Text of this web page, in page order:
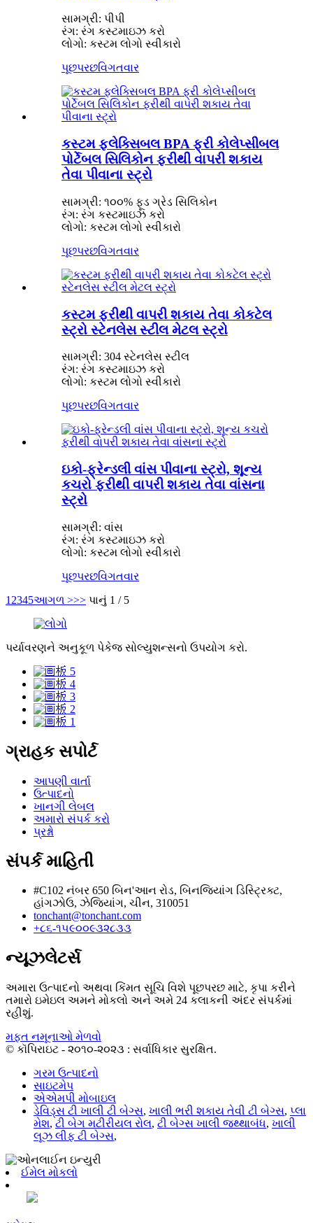
સામગ્રી: પીપી
રંગ: રંગ કસ્ટમાઇઝ કરો
લોગો: કસ્ટમ લોગો સ્વીકારો
પૂછપરછવિગતવાર
કસ્ટમ ફ્લેક્સિબલ BPA ફ્રી કોલેપ્સીબલ
પોર્ટેબલ સિલિકોન ફરીથી વાપરી શકાય
તેવા પીવાના સ્ટ્રો
સામગ્રી: ૧૦૦% ફૂડ ગ્રેડ સિલિકોન
રંગ: રંગ કસ્ટમાઇઝ કરો
લોગો: કસ્ટમ લોગો સ્વીકારો
પૂછપરછવિગતવાર
કસ્ટમ ફરીથી વાપરી શકાય તેવા કોકટેલ
સ્ટ્રો સ્ટેનલેસ સ્ટીલ મેટલ સ્ટ્રો
સામગ્રી: 304 સ્ટેનલેસ સ્ટીલ
રંગ: રંગ કસ્ટમાઇઝ કરો
લોગો: કસ્ટમ લોગો સ્વીકારો
પૂછપરછવિગતવાર
ઇકો-ફ્રેન્ડલી વાંસ પીવાના સ્ટ્રો, શૂન્ય
કચરો ફરીથી વાપરી શકાય તેવા વાંસના
સ્ટ્રો
સામગ્રી: વાંસ
રંગ: રંગ કસ્ટમાઇઝ કરો
લોગો: કસ્ટમ લોગો સ્વીકારો
પૂછપરછવિગતવાર
1 2345આગળ >>> પાનું 1 / 5
પર્યાવરણને અનુકૂળ પેકેજ સોલ્યુશન્સનો ઉપયોગ કરો.
ગ્રાહક સપોર્ટ
આપણી વાર્તા
ઉત્પાદનો
ખાનગી લેબલ
અમારો સંપર્ક કરો
પ્રશ્નો
સંપર્ક માહિતી
#C102 નંબર 650 બિન'આન રોડ, બિનજિયાંગ ડિસ્ટ્રિક્ટ,
હાંગઝોઉ, ઝેજિયાંગ, ચીન, 310051
tonchant@tonchant.com
+૮૬-૧૫૯૦૦૯૩૨૮૩૩
ન્યૂઝલેટર્સ
અમારા ઉત્પાદનો અથવા કિંમત સૂચિ વિશે પૂછપરછ માટે, કૃપા કરીને
તમારો ઇમેઇલ અમને મોકલો અને અમે 24 કલાકની અંદર સંપર્કમાં
રહીશું.
મફત નમૂનાઓ મેળવો
© કૉપિરાઇટ - ૨૦૧૦-૨૦૨૩ : સર્વાધિકાર સુરક્ષિત.
ગરમ ઉત્પાદનો
સાઇટમેપ
એએમપી મોબાઇલ
ડેવિડ્સ ટી ખાલી ટી બેગ્સ, ખાલી ભરી શકાય તેવી ટી બેગ્સ, પ્લા
મેશ, ટી બેગ મટીરીયલ રોલ, ટી બેગ્સ ખાલી જથ્થાબંધ, ખાલી
લૂઝ લીફ ટી બેગ્સ,
ઈમેલ મોકલો